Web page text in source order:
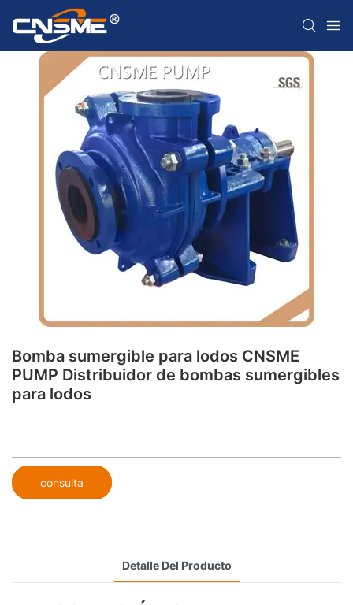
Bomba sumergible para lodos CNSME
PUMP Distribuidor de bombas sumergibles
para lodos
consulta
Detalle Del Producto